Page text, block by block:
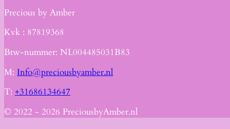
Precious by Amber
Kvk : 87819368
Btw-nummer: NL004485031B83
M: Info@preciousbyamber.nl
T: +31686134647
© 2022 - 2026 PreciousbyAmber.nl